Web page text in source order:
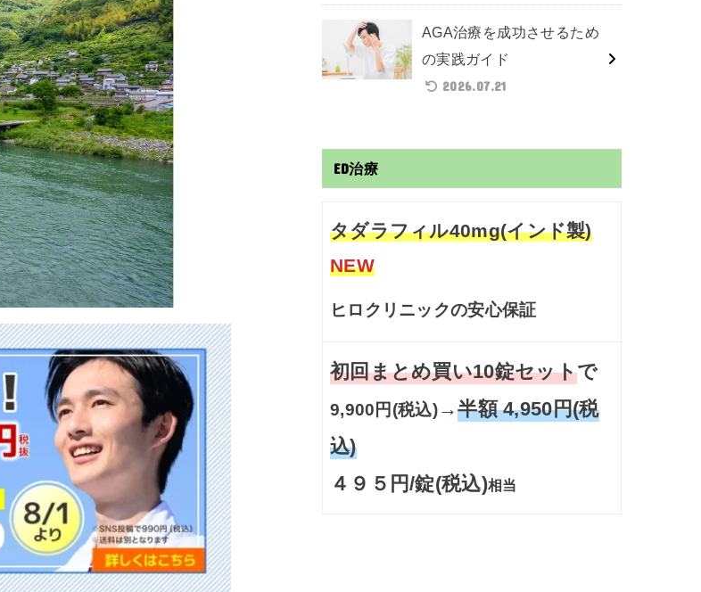
AGA治療を成功させるため
の実践ガイド
2026.07.21
ED治療
タダラフィル40mg(インド製)
NEW
ヒロクリニックの安心保証
初回まとめ買い10錠セットで
9,900円(税込)→半額 4,950円(税
込)
４９５円/錠(税込)相当